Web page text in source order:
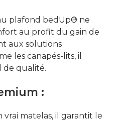
plafond bedUp® ne
au profit du gain de
aux solutions
les canapés-lits, il
de qualité.
:
matelas, il garantit le